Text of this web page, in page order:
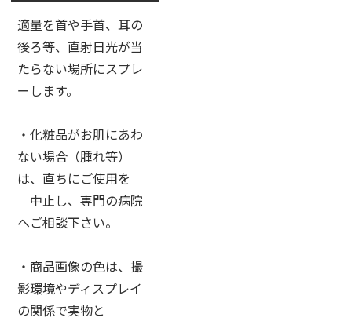
適量を首や手首、耳の
後ろ等、直射日光が当
たらない場所にスプレ
ーします。
・化粧品がお肌にあわ
ない場合（腫れ等）
は、直ちにご使用を
中止し、専門の病院
へご相談下さい。
・商品画像の色は、撮
影環境やディスプレイ
の関係で実物と